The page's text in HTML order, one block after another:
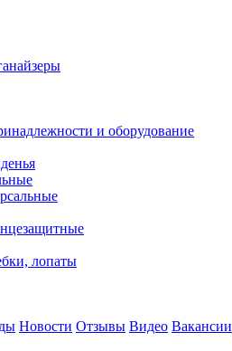
и оборудование
лопаты
Новости Отзывы Видео Вакансии